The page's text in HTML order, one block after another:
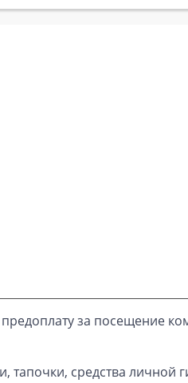
за посещение
средства личной